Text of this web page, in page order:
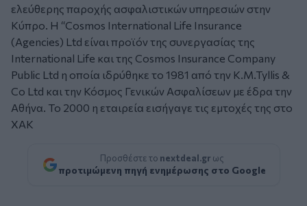
ελεύθερης παροχής ασφαλιστικών υπηρεσιών στην
Κύπρο. Η “Cosmos International Life Insurance
(Agencies) Ltd είναι προϊόν της συνεργασίας της
International Life και της Cosmos Insurance Company
Public Ltd η οποία ιδρύθηκε το 1981 από την Κ.M.Tyllis &
Co Ltd και την Κόσμος Γενικών Ασφαλίσεων με έδρα την
Αθήνα. Το 2000 η εταιρεία εισήγαγε τις εμτοχές της στο
ΧΑΚ
Προσθέστε το nextdeal.gr ως
προτιμώμενη πηγή ενημέρωσης στο Google